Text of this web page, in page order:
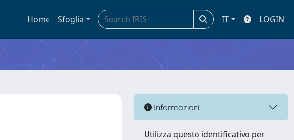
Home Sfoglia IT LOGIN
Informazioni
Utilizza questo identificativo per